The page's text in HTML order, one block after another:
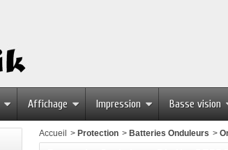
Affichage Impression Basse vision
Accueil > Protection > Batteries Onduleurs >